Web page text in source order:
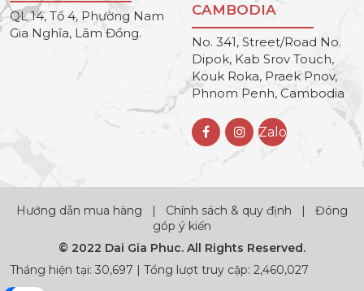
QL 14, Tổ 4, Phường Nam
Gia Nghĩa, Lâm Đồng.
CAMBODIA
No. 341, Street/Road No.
Dipok, Kab Srov Touch,
Kouk Roka, Praek Pnov,
Phnom Penh, Cambodia
Zalo
Hướng dẫn mua hàng | Chính sách & quy định | Đóng
góp ý kiến
© 2022 Dai Gia Phuc. All Rights Reserved.
Tháng hiện tại: 30,697 | Tổng lượt truy cập: 2,460,027